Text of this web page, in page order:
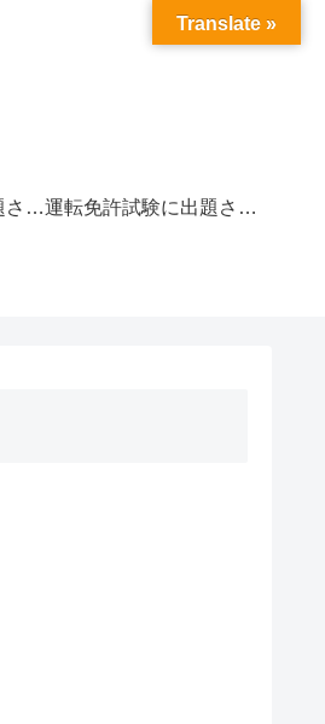
運転免許試験に出題されやすい交通標識一覧｜青色 運転免許試験に出題されやすい交通標識一覧｜黄色
Translate »